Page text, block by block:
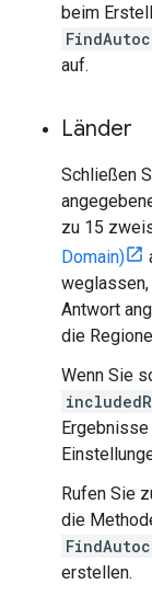
beim
auf.
Länder
Schließen
zu 15
Domain)
weglassen,
Antwort
die
Wenn Sie
Rufen Sie
die
erstellen.